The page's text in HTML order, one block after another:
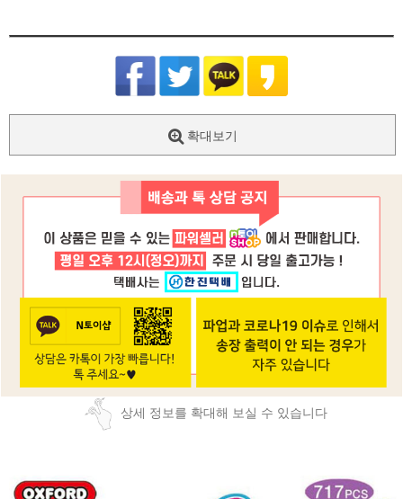
확대보기
상세 정보를 확대해 보실 수 있습니다